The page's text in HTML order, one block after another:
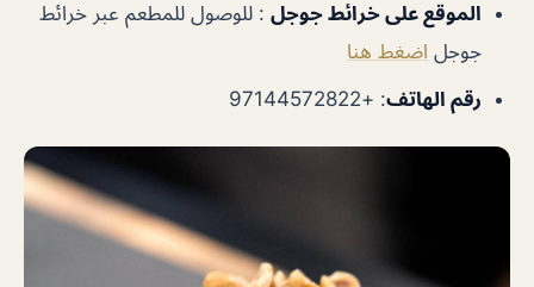
الموقع على خرائط جوجل : للوصول للمطعم عبر خرائط
جوجل اضغط هنا
رقم الهاتف: +97144572822